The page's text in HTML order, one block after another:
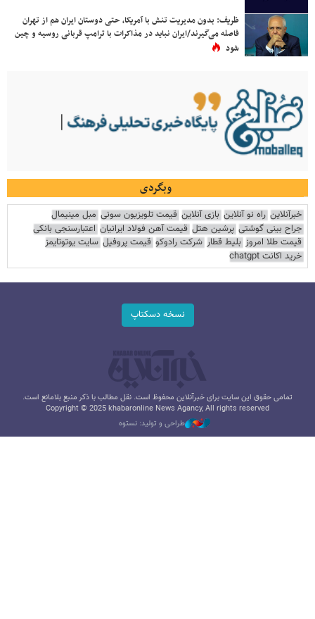
ظریف: بدون مدیریت تنش با آمریکا، حتی دوستان ایران هم از تهران
فاصله می‌گیرند/ایران نباید در مذاکرات با ترامپ قربانی روسیه و چین
شود
وبگردی
خبرآنلاین راه نو آنلاین بازی آنلاین قیمت تلویزیون سونی مبل مینیمال
جراح بینی گوشتی پرشین هتل قیمت آهن فولاد ایرانیان اعتبارسنجی بانکی
قیمت طلا امروز بلیط قطار شرکت رادوکو قیمت پروفیل سایت یوتوتایمز
خرید اکانت chatgpt
نسخه دسکتاپ
تمامی حقوق این سایت برای خبرآنلاین محفوظ است. نقل مطالب با ذکر منبع بلامانع است.
Copyright © 2025 khabaronline News Agancy, All rights reserved
طراحی و تولید: نستوه